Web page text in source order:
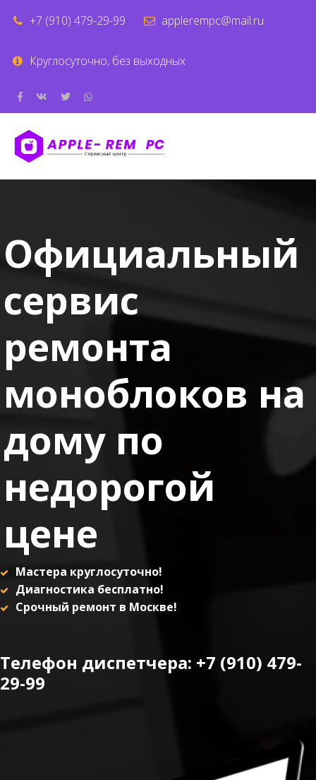
+7 (910) 479-29-99 applerempc@mail.ru
Круглосуточно, без выходных
Официальный
сервис
ремонта
моноблоков на
дому по
недорогой
цене
Мастера круглосуточно!
Диагностика бесплатно!
Срочный ремонт в Москве!
Телефон диспетчера: +7 (910) 479-
29-99